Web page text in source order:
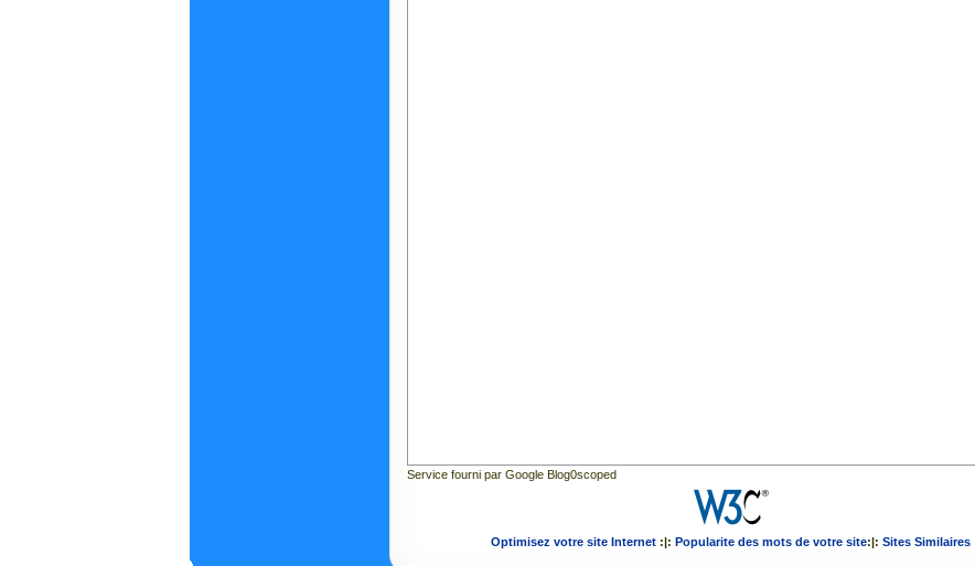
Service fourni par Google Blog0scoped
Optimisez votre site Internet :|: Popularite des mots de votre site:|: Sites Similaires